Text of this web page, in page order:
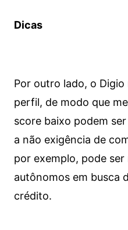
Dicas
Por outro lado, o Digio
perfil, de modo que
score baixo podem
a não exigência de
por exemplo, pode
autônomos em busca
crédito.